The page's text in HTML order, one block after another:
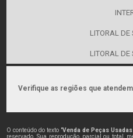
LITORAL DE
LITORAL DE
Verifique as regiões que
O conteúdo do texto "Venda de Peças
reservado. Sua reprodução, parcial ou total,